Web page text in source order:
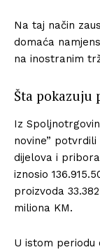
Na taj način
domaća
na inostranim
Šta pokazuju
Iz
novine” potvrdili
dijelova i
iznosio
proizvoda
miliona KM.
U istom periodu